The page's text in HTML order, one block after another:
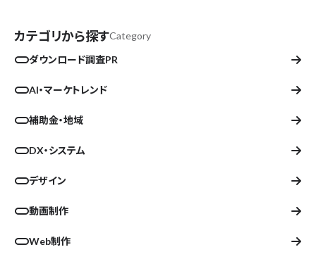
カテゴリから探すCategory
ダウンロード調査PR
AI・マーケトレンド
補助金・地域
DX・システム
デザイン
動画制作
Web制作